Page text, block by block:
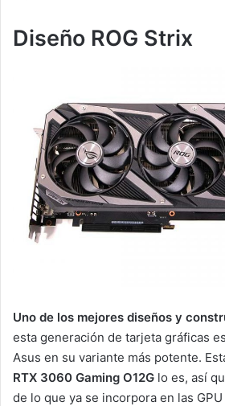
Diseño ROG Strix
Uno de los mejores diseños y
esta generación de tarjeta gráficas
Asus en su variante más potente.
RTX 3060 Gaming O12G lo es, así
de lo que ya se incorpora en las